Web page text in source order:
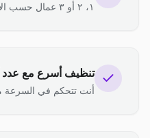
١، ٢ أو ٣ عمال حسب الاستعجال وحجم المنزل.
تنظيف أسرع مع عدد
أنت تتحكم في السرعة